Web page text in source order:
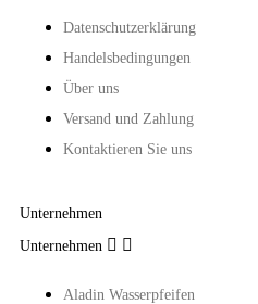
Datenschutzerklärung
Handelsbedingungen
Über uns
Versand und Zahlung
Kontaktieren Sie uns
Unternehmen
Unternehmen  
Aladin Wasserpfeifen